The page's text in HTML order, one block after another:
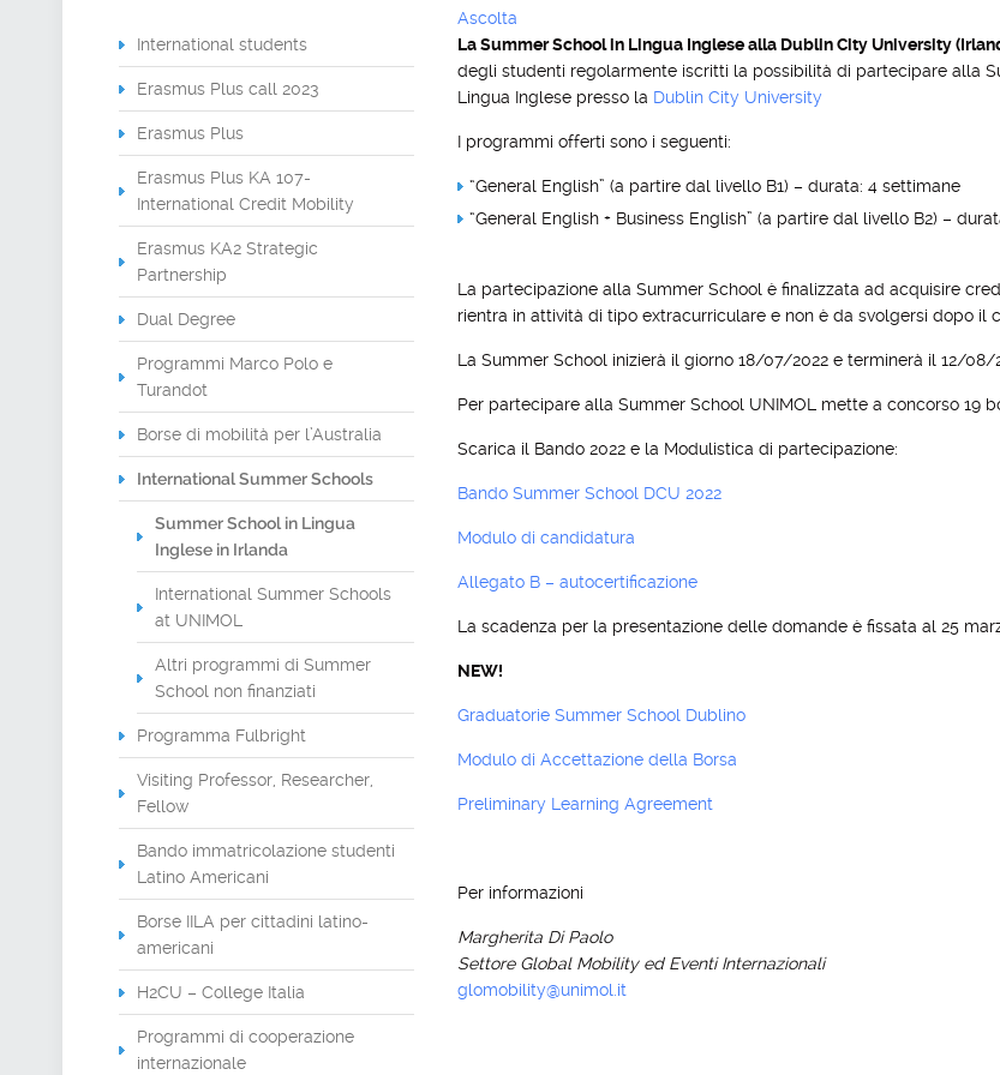
Ascolta
La Summer School in Lingua Inglese alla Dublin City University
degli studenti regolarmente iscritti la possibilità di partecipare alla
Lingua Inglese presso la Dublin City University
I programmi offerti sono i seguenti:
“General English” (a partire dal livello B1) – durata: 4 settimane
“General English + Business English” (a partire dal livello B2) –
La partecipazione alla Summer School è finalizzata ad acquisire
rientra in attività di tipo extracurriculare e non è da svolgersi dopo il
La Summer School inizierà il giorno 18/07/2022 e terminerà il 12/08/
Per partecipare alla Summer School UNIMOL mette a concorso 19
Scarica il Bando 2022 e la Modulistica di partecipazione:
Bando Summer School DCU 2022
Modulo di candidatura
Allegato B – autocertificazione
La scadenza per la presentazione delle domande è fissata al 25
NEW!
Graduatorie Summer School Dublino
Modulo di Accettazione della Borsa
Preliminary Learning Agreement
Per informazioni
Margherita Di Paolo
Settore Global Mobility ed Eventi Internazionali
glomobility@unimol.it
International students
Erasmus Plus call 2023
Erasmus Plus
Erasmus Plus KA 107-
International Credit Mobility
Erasmus KA2 Strategic
Partnership
Dual Degree
Programmi Marco Polo e
Turandot
Borse di mobilità per l’Australia
International Summer Schools
Summer School in Lingua
Inglese in Irlanda
International Summer Schools
at UNIMOL
Altri programmi di Summer
School non finanziati
Programma Fulbright
Visiting Professor, Researcher,
Fellow
Bando immatricolazione studenti
Latino Americani
Borse IILA per cittadini latino-
americani
H2CU – College Italia
Programmi di cooperazione
internazionale